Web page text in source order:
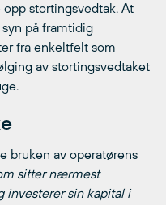
stortingsvedtak. At
på framtidig
fra enkeltfelt som
av stortingsvedtaket
bruken av operatørens
sitter nærmest
investerer sin kapital i